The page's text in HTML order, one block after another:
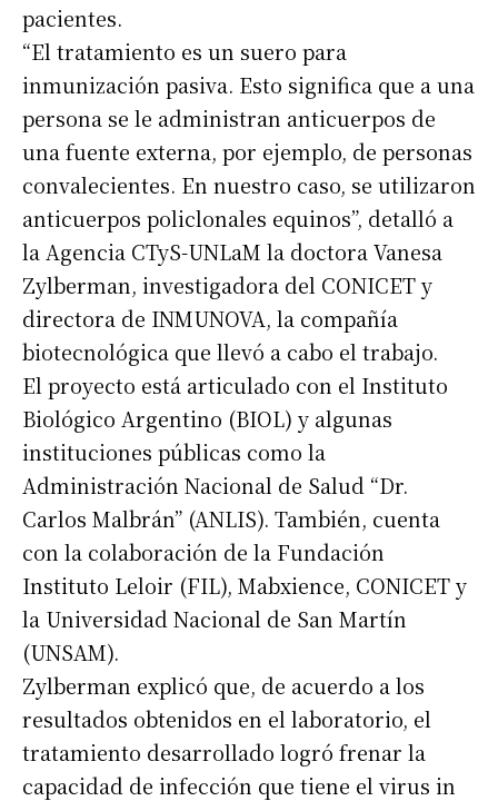
pacientes.
“El tratamiento es un suero para
inmunización pasiva. Esto significa que a una
persona se le administran anticuerpos de
una fuente externa, por ejemplo, de personas
convalecientes. En nuestro caso, se utilizaron
anticuerpos policlonales equinos”, detalló a
la Agencia CTyS-UNLaM la doctora Vanesa
Zylberman, investigadora del CONICET y
directora de INMUNOVA, la compañía
biotecnológica que llevó a cabo el trabajo.
El proyecto está articulado con el Instituto
Biológico Argentino (BIOL) y algunas
instituciones públicas como la
Administración Nacional de Salud “Dr.
Carlos Malbrán” (ANLIS). También, cuenta
con la colaboración de la Fundación
Instituto Leloir (FIL), Mabxience, CONICET y
la Universidad Nacional de San Martín
(UNSAM).
Zylberman explicó que, de acuerdo a los
resultados obtenidos en el laboratorio, el
tratamiento desarrollado logró frenar la
capacidad de infección que tiene el virus in